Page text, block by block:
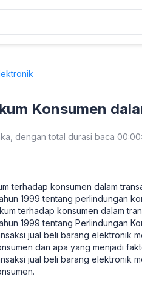
Konsumen
dengan total durasi baca
terhadap konsumen dalam
1999 tentang perlindungan
terhadap konsumen dalam
1999 tentang Perlindungan
jual beli barang elektronik
dan apa yang menjadi
jual beli barang elektronik